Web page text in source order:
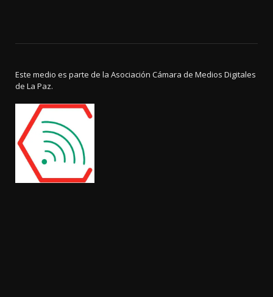
Este medio es parte de la Asociación Cámara de Medios Digitales
de La Paz.